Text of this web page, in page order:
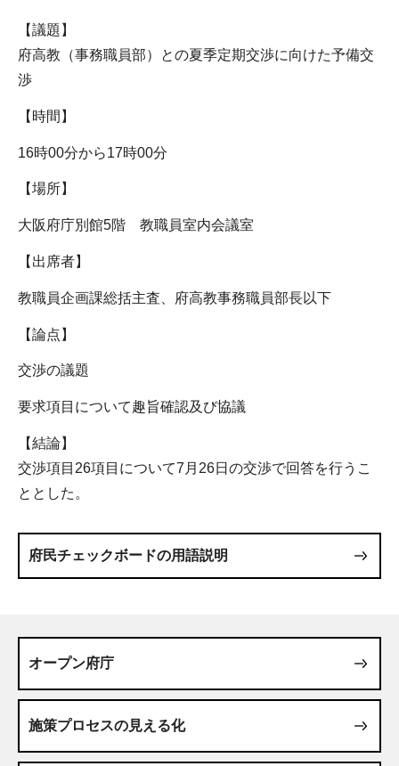
【議題】
府高教（事務職員部）との夏季定期交渉に向けた予備交
渉
【時間】
16時00分から17時00分
【場所】
大阪府庁別館5階 教職員室内会議室
【出席者】
教職員企画課総括主査、府高教事務職員部長以下
【論点】
交渉の議題
要求項目について趣旨確認及び協議
【結論】
交渉項目26項目について7月26日の交渉で回答を行うこ
ととした。
府民チェックボードの用語説明
オープン府庁
施策プロセスの見える化